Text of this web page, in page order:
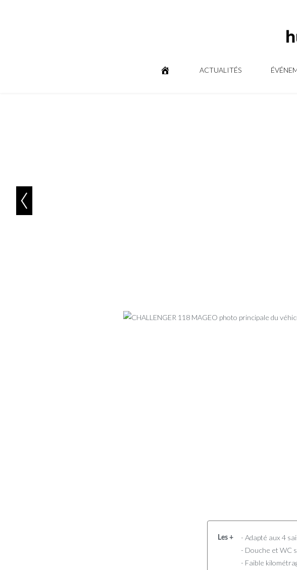
ACTUALITÉS
Les +
- Adapté aux 4
- Douche et WC
- Faible